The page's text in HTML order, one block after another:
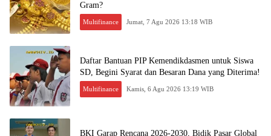
Gram?
Multifinance Jumat, 7 Agu 2026 13:18 WIB
Daftar Bantuan PIP Kemendikdasmen untuk Siswa
SD, Begini Syarat dan Besaran Dana yang Diterima!
Multifinance Kamis, 6 Agu 2026 13:19 WIB
BKI Garap Rencana 2026-2030, Bidik Pasar Global